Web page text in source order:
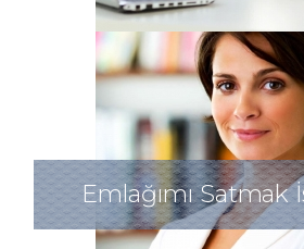
Emlağımı Satmak